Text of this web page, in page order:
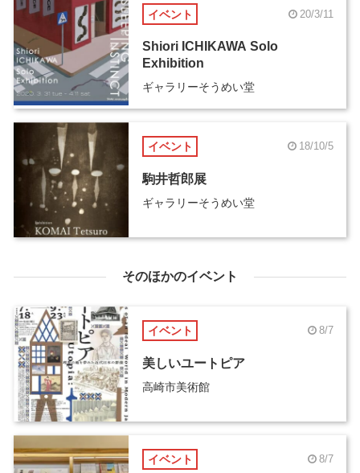
イベント 20/3/11
Shiori ICHIKAWA Solo
Exhibition
ギャラリーそうめい堂
イベント 18/10/5
駒井哲郎展
ギャラリーそうめい堂
そのほかのイベント
イベント 8/7
美しいユートピア
高崎市美術館
イベント 8/7